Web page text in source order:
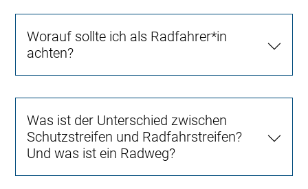
Worauf sollte ich als Radfahrer*in
achten?
Was ist der Unterschied zwischen
Schutzstreifen und Radfahrstreifen?
Und was ist ein Radweg?